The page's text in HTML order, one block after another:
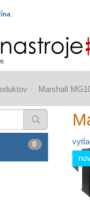
Marshall
0